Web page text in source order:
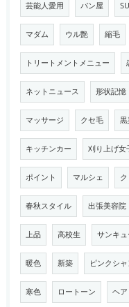
芸能人愛用 パン屋
マダム ウル艶 縮毛
トリートメントメニュー
ネットニュース 形状記憶
マッサージ クセ毛
キッチンカー 刈り上げ女
ポイント マルシェ
春秋スタイル 出張美容院
上品 高校生 サンキュ
暖色 新築 ピンクシ
寒色 ロートーン ヘア